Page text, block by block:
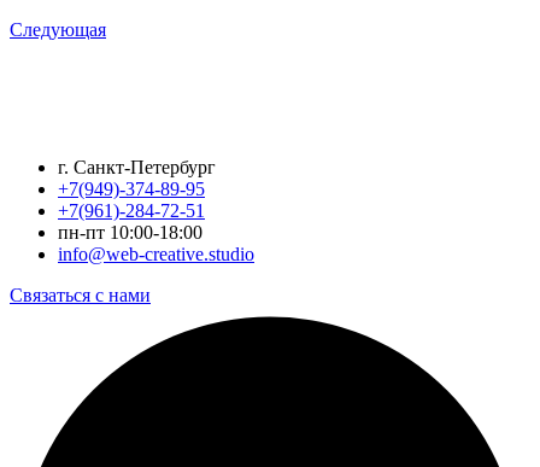
Следующая
г. Санкт-Петербург
+7(949)-374-89-95
+7(961)-284-72-51
пн-пт 10:00-18:00
info@web-creative.studio
Связаться с нами